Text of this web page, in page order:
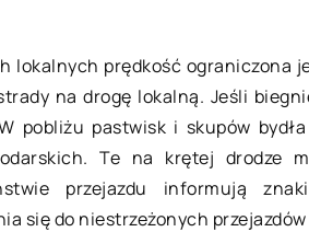
lokalnych prędkość ograniczona
na drogę lokalną. Jeśli
pobliżu pastwisk i skupów
Te na krętej drodze
przejazdu informują
się do niestrzeżonych
dalsze
to zrobić na różne